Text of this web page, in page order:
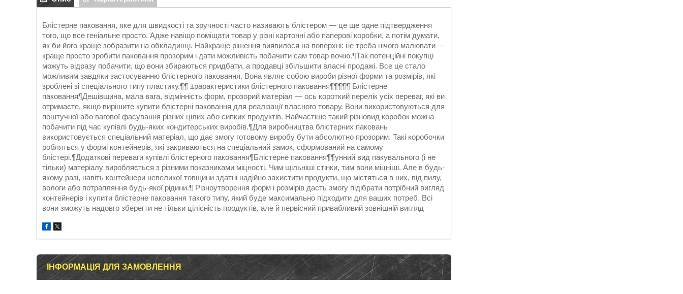
Блістерне паковання, яке для швидкості та зручності часто називають блістером — це ще одне підтвердження
того, що все геніальне просто. Адже навіщо поміщати товар у різні картонні або паперові коробки, а потім думати,
як би його краще зобразити на обкладинці. Найкраще рішення виявилося на поверхні: не треба нічого малювати —
краще просто зробити паковання прозорим і дати можливість побачити сам товар вочію.¶Так потенційні покупці
можуть відразу побачити, що вони збираються придбати, а продавці збільшити власні продажі. Все це стало
можливим завдяки застосуванню блістерного паковання. Вона являє собою вироби різної форми та розмірів, які
зроблені зі спеціального типу пластику.¶¶ ±рарактеристики блістерного паковання¶¶¶¶¶ Блістерне
паковання¶Дешівщина, мала вага, відмінність форм, прозорий матеріал — ось короткий перелік усіх переваг, які ви
отримаєте, якщо вирішите купити блістерні паковання для реалізації власного товару. Вони використовуються для
поштучної або вагової фасування різних цілих або сипких продуктів. Найчастіше такий різновид коробок можна
побачити під час купівлі будь-яких кондитерських виробів.¶Для виробництва блістерних паковань
використовується спеціальний матеріал, що дає змогу готовому виробу бути абсолютно прозорим. Такі коробочки
робляться у формі контейнерів, які закриваються на спеціальний замок, сформований на самому
блістері.¶Додаткові переваги купівлі блістерного паковання¶Блістерне паковання¶¶унний вид пакувального (і не
тільки) матеріалу виробляється з різними показниками міцності. Чим щільніші стінки, тим вони міцніші. Але в будь-
якому разі, навіть контейнери невеликої товщини здатні надійно захистити продукти, що містяться в них, від пилу,
вологи або потрапляння будь-якої рідини.¶ Різноутворення форм і розмірів дасть змогу підібрати потрібний вигляд
контейнерів і купити блістерне паковання такого типу, який буде максимально підходити для ваших потреб. Всі
вони зможуть надовго зберегти не тільки цілісність продуктів, але й первісний привабливий зовнішній вигляд
ІНФОРМАЦІЯ ДЛЯ ЗАМОВЛЕННЯ